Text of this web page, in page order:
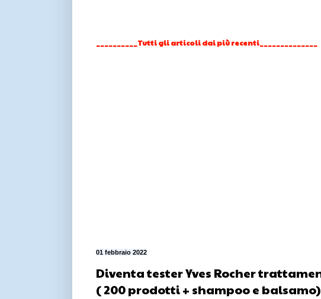
__________Tutti gli articoli dai più recenti______________
01 febbraio 2022
Diventa tester Yves Rocher
( 200 prodotti + shampoo e balsamo)